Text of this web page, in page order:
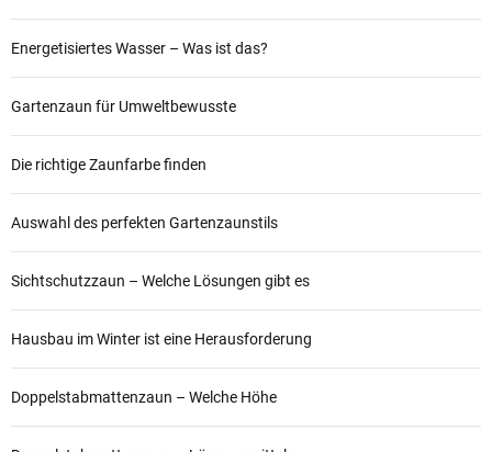
Energetisiertes Wasser – Was ist das?
Gartenzaun für Umweltbewusste
Die richtige Zaunfarbe finden
Auswahl des perfekten Gartenzaunstils
Sichtschutzzaun – Welche Lösungen gibt es
Hausbau im Winter ist eine Herausforderung
Doppelstabmattenzaun – Welche Höhe